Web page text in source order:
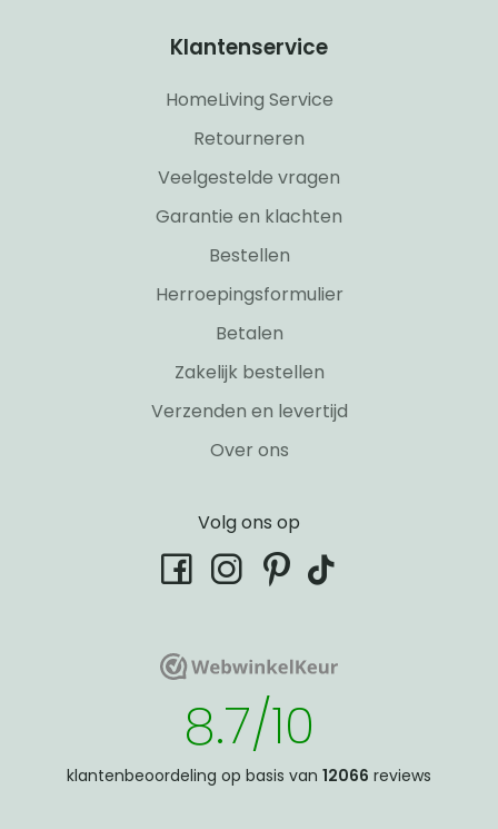
Klantenservice
HomeLiving Service
Retourneren
Veelgestelde vragen
Garantie en klachten
Bestellen
Herroepingsformulier
Betalen
Zakelijk bestellen
Verzenden en levertijd
Over ons
Volg ons op
facebookinstagram
pinterest
tiktok
WebwinkelKeurWebwinkelKeur
8.7/10
klantenbeoordeling op basis van 12066 reviews